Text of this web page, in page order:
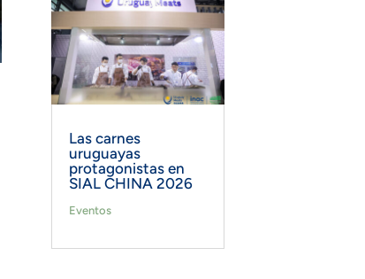
Las carnes
uruguayas
protagonistas en
SIAL CHINA 2026
Eventos